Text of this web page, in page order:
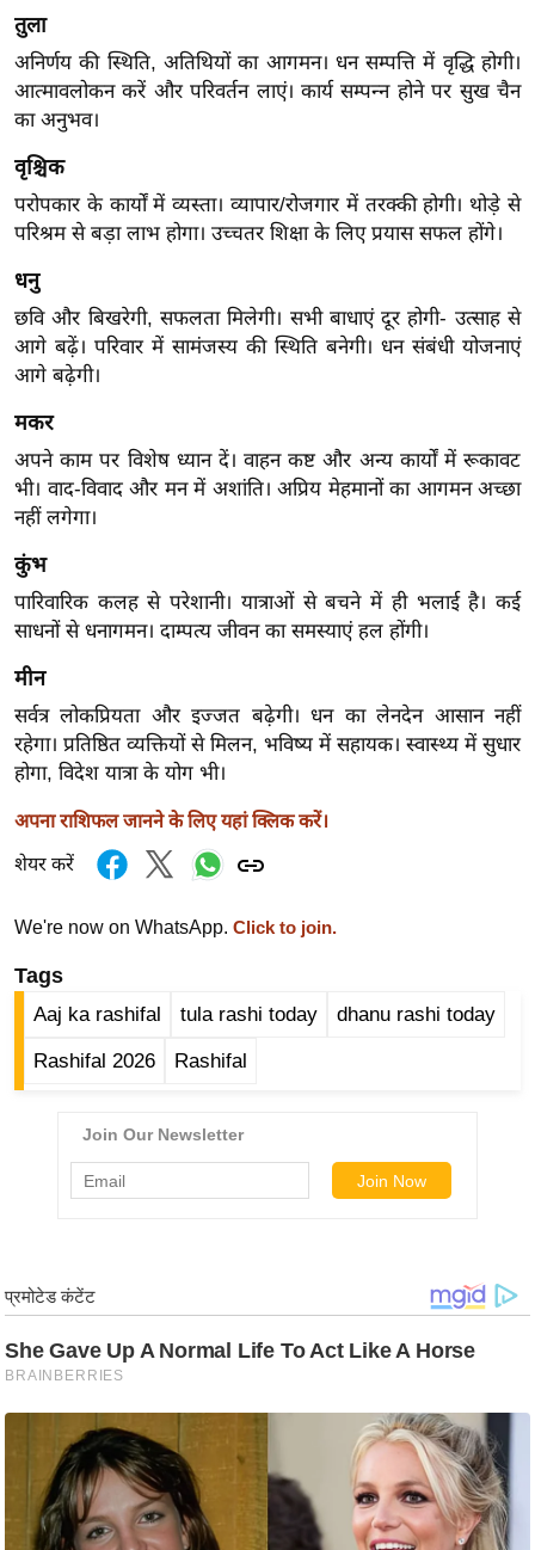
ज
ब्री
फ
म
नो
रं
ज
ज
ग
त
बॉ
ली
वु
ड
हॉ
वु
ड
ल्म
स
मी
क्षा
B
e
k
i
g
N
स्टा
इ
ल
टे
क्नॉ
ब्यू
टी
तुला
अनिर्णय की स्थिति, अतिथियों का आगमन। धन सम्पत्ति में वृद्धि होगी।
आत्मावलोकन करें और परिवर्तन लाएं। कार्य सम्पन्न होने पर सुख चैन
का अनुभव।
वृश्चिक
परोपकार के कार्यों में व्यस्ता। व्यापार/रोजगार में तरक्की होगी। थोड़े से
परिश्रम से बड़ा लाभ होगा। उच्चतर शिक्षा के लिए प्रयास सफल होंगे।
धनु
छवि और बिखरेगी, सफलता मिलेगी। सभी बाधाएं दूर होगी- उत्साह से
आगे बढ़ें। परिवार में सामंजस्य की स्थिति बनेगी। धन संबंधी योजनाएं
आगे बढ़ेगी।
मकर
अपने काम पर विशेष ध्यान दें। वाहन कष्ट और अन्य कार्यों में रूकावट
भी। वाद-विवाद और मन में अशांति। अप्रिय मेहमानों का आगमन अच्छा
नहीं लगेगा।
कुंभ
पारिवारिक कलह से परेशानी। यात्राओं से बचने में ही भलाई है। कई
साधनों से धनागमन। दाम्पत्य जीवन का समस्याएं हल होंगी।
मीन
सर्वत्र लोकप्रियता और इज्जत बढ़ेगी। धन का लेनदेन आसान नहीं
रहेगा। प्रतिष्ठित व्यक्तियों से मिलन, भविष्य में सहायक। स्वास्थ्य में सुधार
होगा, विदेश यात्रा के योग भी।
अपना राशिफल जानने के लिए यहां क्लिक करें।
शेयर करें
We're now on WhatsApp. Click to join.
Tags
Aaj ka rashifal tula rashi today dhanu rashi today
Rashifal 2026 Rashifal